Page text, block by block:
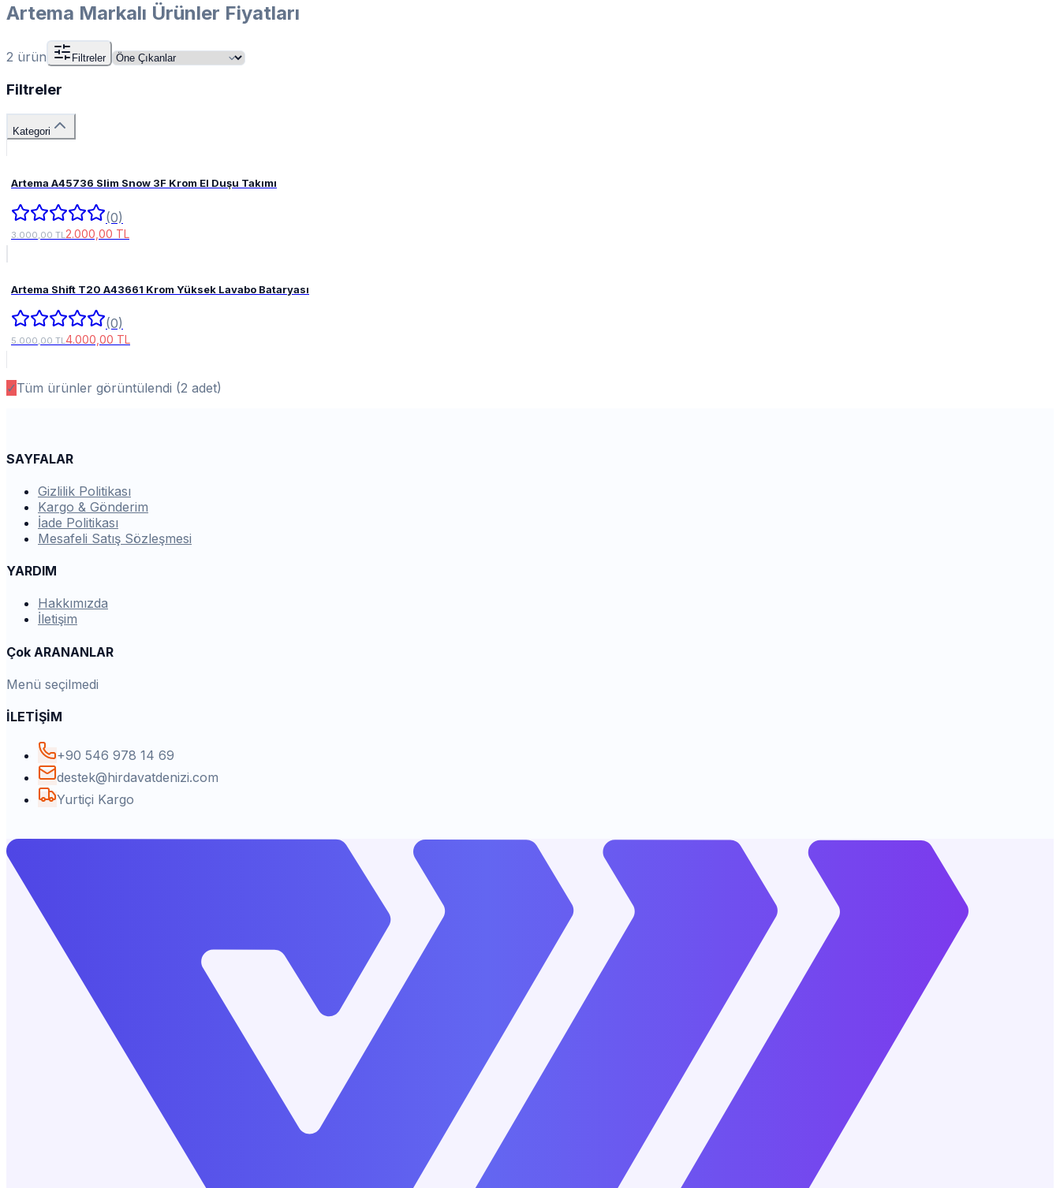
Artema Markalı Ürünler Fiyatları
2 ürün Filtreler
Filtreler
Kategori
Artema A45736 Slim Snow 3F Krom El Duşu Takımı
(0)
3.000,00 TL 2.000,00 TL
Artema Shift T20 A43661 Krom Yüksek Lavabo Bataryası
(0)
5.000,00 TL4.000,00 TL
✓Tüm ürünler görüntülendi (2 adet)
SAYFALAR
Gizlilik Politikası
Kargo & Gönderim
İade Politikası
Mesafeli Satış Sözleşmesi
YARDIM
Hakkımızda
İletişim
Çok ARANANLAR
Menü seçilmedi
İLETİŞİM
+90 546 978 14 69
destek@hirdavatdenizi.com
Yurtiçi Kargo